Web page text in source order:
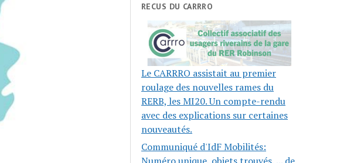
RECUS DU CARRRO
Le CARRRO assistait au premier
roulage des nouvelles rames du
RERB, les MI20. Un compte-rendu
avec des explications sur certaines
nouveautés.
Communiqué d'IdF Mobilités: